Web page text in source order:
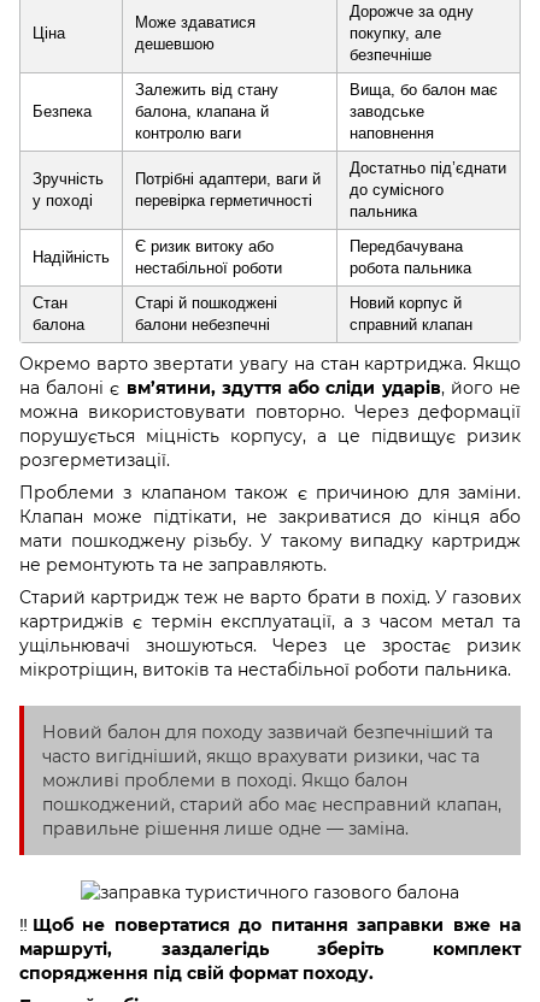
Ціна
Може здаватися
дешевшою
Дорожче за одну
покупку, але
безпечніше
Безпека
Залежить від стану
балона, клапана й
контролю ваги
Вища, бо балон має
заводське
наповнення
Зручність
у поході
Потрібні адаптери, ваги й
перевірка герметичності
Достатньо під’єднати
до сумісного
пальника
Надійність
Є ризик витоку або
нестабільної роботи
Передбачувана
робота пальника
Стан
балона
Старі й пошкоджені
балони небезпечні
Новий корпус й
справний клапан
Окремо варто звертати увагу на стан картриджа. Якщо
на балоні є вм’ятини, здуття або сліди ударів, його не
можна використовувати повторно. Через деформації
порушується міцність корпусу, а це підвищує ризик
розгерметизації.
Проблеми з клапаном також є причиною для заміни.
Клапан може підтікати, не закриватися до кінця або
мати пошкоджену різьбу. У такому випадку картридж
не ремонтують та не заправляють.
Старий картридж теж не варто брати в похід. У газових
картриджів є термін експлуатації, а з часом метал та
ущільнювачі зношуються. Через це зростає ризик
мікротріщин, витоків та нестабільної роботи пальника.
Новий балон для походу зазвичай безпечніший та
часто вигідніший, якщо врахувати ризики, час та
можливі проблеми в поході. Якщо балон
пошкоджений, старий або має несправний клапан,
правильне рішення лише одне — заміна.
‼️ Щоб не повертатися до питання заправки вже на
маршруті, заздалегідь зберіть комплект
спорядження під свій формат походу.